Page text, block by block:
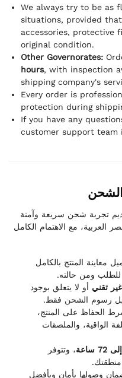
We always try to be as
situations, provided
accessories, protective
original condition.
Other Governorates:
hours, with inspection
shipping company's
Every order is
protection during
If you have any
customer support team
تجربة شحن سريعة وآمنة
العربية، مع الاهتمام الكامل
معاينة المنتج بالكامل
للطلب ومن حالته.
غير تقني أو لا يتعلق بوجود
رسوم الشحن فقط.
الحفاظ على المنتج،
الواقية، والملصقات
، وتتوفر
وصولها بأمان وبأفضل